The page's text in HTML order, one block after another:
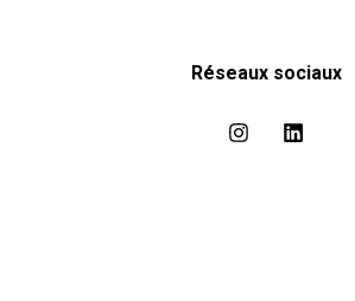
Réseaux sociaux